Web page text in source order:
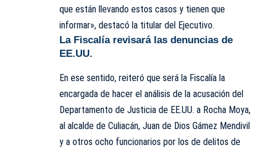
que están llevando estos casos y tienen que
informar», destacó la titular del Ejecutivo.
La Fiscalía revisará las denuncias de
EE.UU.
En ese sentido, reiteró que será la Fiscalía la
encargada de hacer el análisis de la acusación del
Departamento de Justicia de EE.UU. a Rocha Moya,
al alcalde de Culiacán, Juan de Dios Gámez Mendivil
y a otros ocho funcionarios por los de delitos de